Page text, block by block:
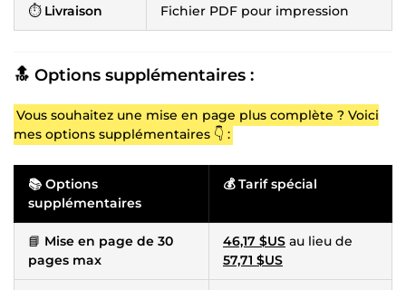
⏱️ Livraison Fichier PDF pour impression
🔝 Options supplémentaires :
Vous souhaitez une mise en page plus complète ? Voici
mes options supplémentaires 👇 :
📚 Options
supplémentaires
💰Tarif spécial
📘 Mise en page de 30
pages max
46,17 $US au lieu de
57,71 $US